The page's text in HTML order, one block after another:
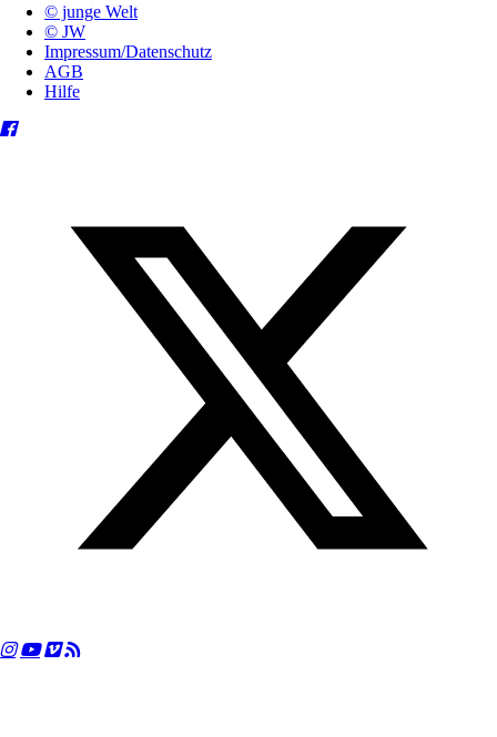
© junge Welt
© JW
Impressum/Datenschutz
AGB
Hilfe